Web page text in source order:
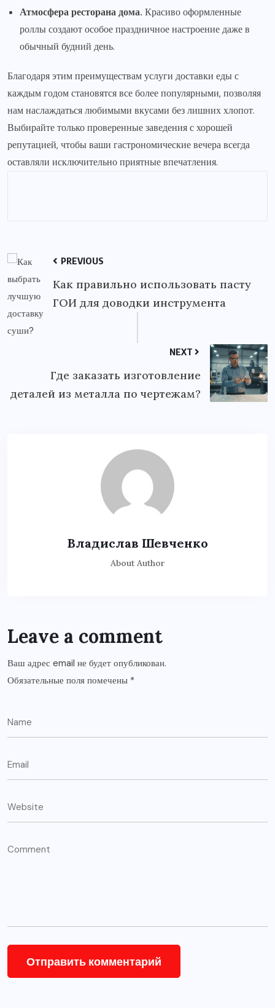
Атмосфера ресторана дома. Красиво оформленные
роллы создают особое праздничное настроение даже в
обычный будний день.
Благодаря этим преимуществам услуги доставки еды с
каждым годом становятся все более популярными, позволяя
нам наслаждаться любимыми вкусами без лишних хлопот.
Выбирайте только проверенные заведения с хорошей
репутацией, чтобы ваши гастрономические вечера всегда
оставляли исключительно приятные впечатления.
PREVIOUS
Как правильно использовать пасту
ГОИ для доводки инструмента
NEXT
Где заказать изготовление
деталей из металла по чертежам?
Владислав Шевченко
About Author
Leave a comment
Ваш адрес email не будет опубликован.
Обязательные поля помечены *